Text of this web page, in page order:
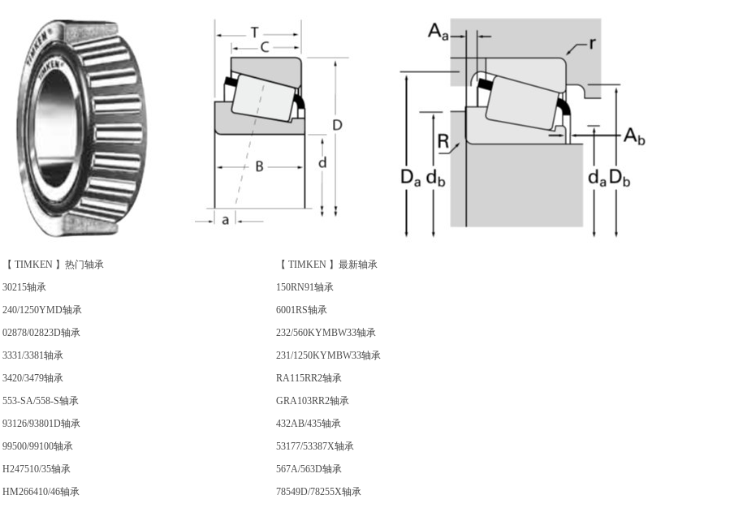
【 TIMKEN 】热门轴承
30215轴承
240/1250YMD轴承
02878/02823D轴承
3331/3381轴承
3420/3479轴承
553-SA/558-S轴承
93126/93801D轴承
99500/99100轴承
H247510/35轴承
HM266410/46轴承
【 TIMKEN 】最新轴承
150RN91轴承
6001RS轴承
232/560KYMBW33轴承
231/1250KYMBW33轴承
RA115RR2轴承
GRA103RR2轴承
432AB/435轴承
53177/53387X轴承
567A/563D轴承
78549D/78255X轴承